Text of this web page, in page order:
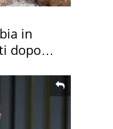
in
dopo